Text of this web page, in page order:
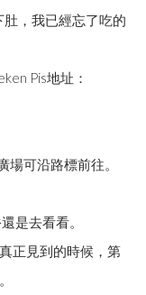
，我已經忘了吃的
Pis地址：
可沿路標前往。
是去看看。
正見到的時候，第